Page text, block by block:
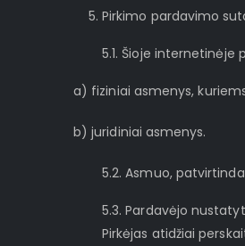
Pirkimo pardavimo
5.1. Šioje internetinėje
a) fiziniai asmenys,
b) juridiniai asmenys.
5.2. Asmuo,
5.3. Pardavėjo
Pirkėjas atidžiai